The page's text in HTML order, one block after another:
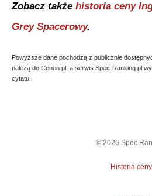
Zobacz także historia ceny
Grey Spacerowy.
Powyższe dane pochodzą z publicznie
należą do Ceneo.pl, a serwis Spec-Ranking.pl
cytatu.
© 2026 Spec
Historia ceny